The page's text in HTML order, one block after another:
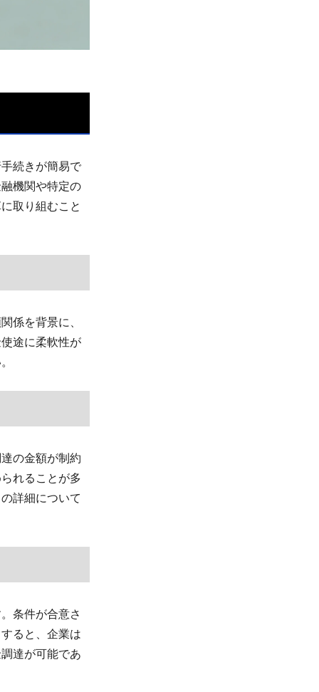
続きが簡易で
機関や特定の
取り組むこと
係を背景に、
途に柔軟性が
の金額が制約
れることが多
詳細について
条件が合意さ
ると、企業は
達が可能であ